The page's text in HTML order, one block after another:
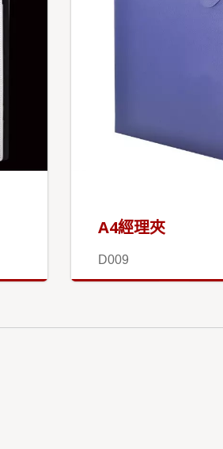
A4經理夾
D009